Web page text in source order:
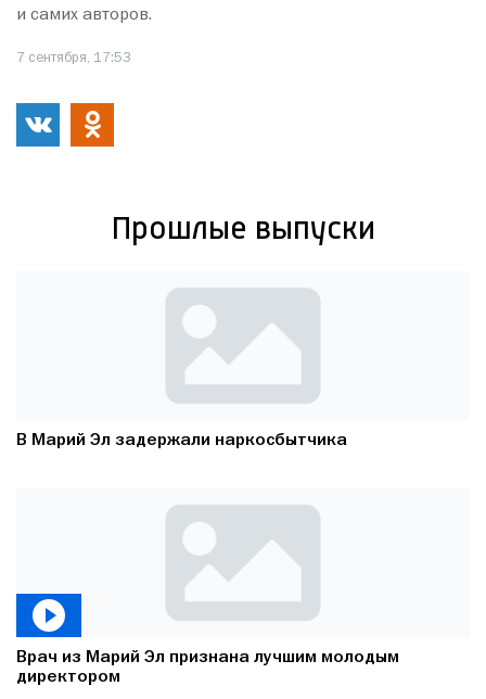
и самих авторов.
7 сентября, 17:53
Прошлые выпуски
В Марий Эл задержали наркосбытчика
Врач из Марий Эл признана лучшим молодым
директором